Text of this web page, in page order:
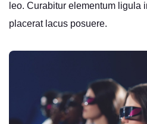
leo. Curabitur elementum ligula
placerat lacus posuere.